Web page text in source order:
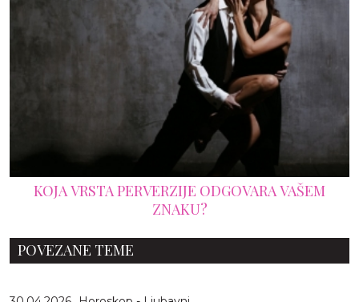
KOJA VRSTA PERVERZIJE ODGOVARA VAŠEM
ZNAKU?
POVEZANE TEME